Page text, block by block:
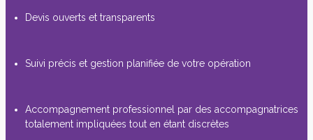
Devis ouverts et transparents
Suivi précis et gestion planifiée de votre opération
Accompagnement professionnel par des accompagnatrices
totalement impliquées tout en étant discrètes